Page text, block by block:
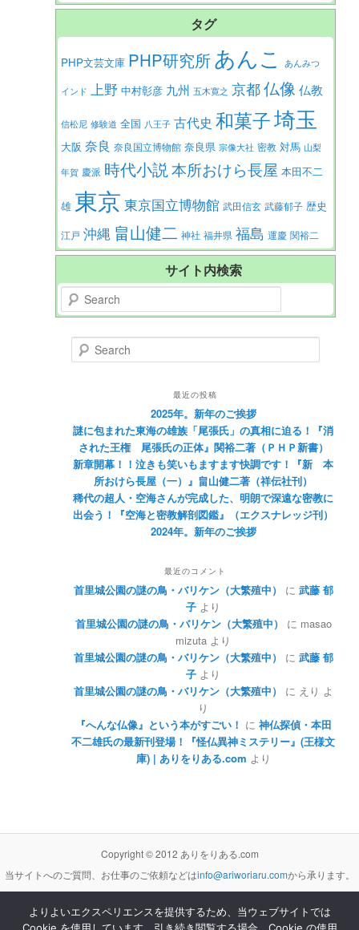
タグ
PHP文芸文庫 PHP研究所あんこ あんみつ
インド 上野 中村彰彦 九州 五木寛之 京都仏像 仏教
信松尼 修験道 全国 八王子 古代史 和菓子埼玉
大阪 奈良 奈良国立博物館 奈良県 宗像大社 密教 対馬 山梨
年賀 慶派 時代小説本所おけら長屋 本田不二
雄 東京 東京国立博物館 武田信玄 武藤郁子 歴史
江戸 沖縄 畠山健二 神社 福井県 福島 運慶 関裕二
サイト内検索
Search
Search
最近の投稿
2025年。新年のご挨拶
謎に包まれた東海の雄族「尾張氏」の真相に迫る！『消
された王権 尾張氏の正体』関裕二著（ＰＨＰ新書）
新章開幕！！泣きも笑いもますます快調です！『新 本
所おけら長屋（一）』畠山健二著（祥伝社刊）
稀代の超人・空海さんが完成した、明朗で深遠な密教に
出会う！『空海と密教解剖図鑑』（エクスナレッジ刊）
2024年。新年のご挨拶
最近のコメント
首里城公園の謎の鳥・バリケン（大繁殖中） に 武藤 郁
子 より
首里城公園の謎の鳥・バリケン（大繁殖中）
に masao
mizuta より
首里城公園の謎の鳥・バリケン（大繁殖中）
に 武藤 郁
子 より
首里城公園の謎の鳥・バリケン（大繁殖中）
に えり よ
り
『へんな仏像』という本がすごい！ に 神仏探偵・本田
不二雄氏の最新刊登場！『怪仏異神ミステリー』(王様文
庫) | ありをりある.com より
Copyright © 2012 ありをりある.com
当サイトへのご質問、お仕事のご依頼などはinfo@ariworiaru.comから承ります。
よりよいエクスペリエンスを提供するため、当ウェブサイトでは